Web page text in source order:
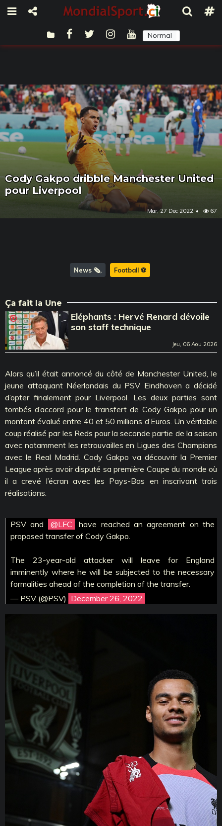
Normal
Cody Gakpo dribble Manchester United
pour Liverpool
Mar, 27 Dec 2022 67
News 🗞️ Football ⚽️
Ça fait la Une
Eléphants : Hervé Renard dévoile
son staff technique
Jeu, 06 Aou 2026
Alors qu’il était annoncé du côté de Manchester United, le
jeune attaquant Néerlandais du PSV Eindhoven a décidé
d’opter finalement pour Liverpool. Les deux parties sont
tombés d’accord pour le transfert de Cody Gakpo pour un
montant évalué entre 40 et 50 millions d’Euros. Un véritable
coup réalisé par les Reds pour la seconde partie de la saison
avec notamment les retrouvailles en Ligues des Champions
avec le Real Madrid. Cody Gakpo va découvrir la Premier
League après avoir disputé sa première Coupe du monde où
il a crevé l’écran avec les Pays-Bas en inscrivant trois
réalisations.
PSV and @LFC
have reached an agreement on the
proposed transfer of Cody Gakpo.
The 23-year-old attacker will leave for England
imminently where he will be subjected to the necessary
formalities ahead of the completion of the transfer.
— PSV (@PSV) December 26, 2022